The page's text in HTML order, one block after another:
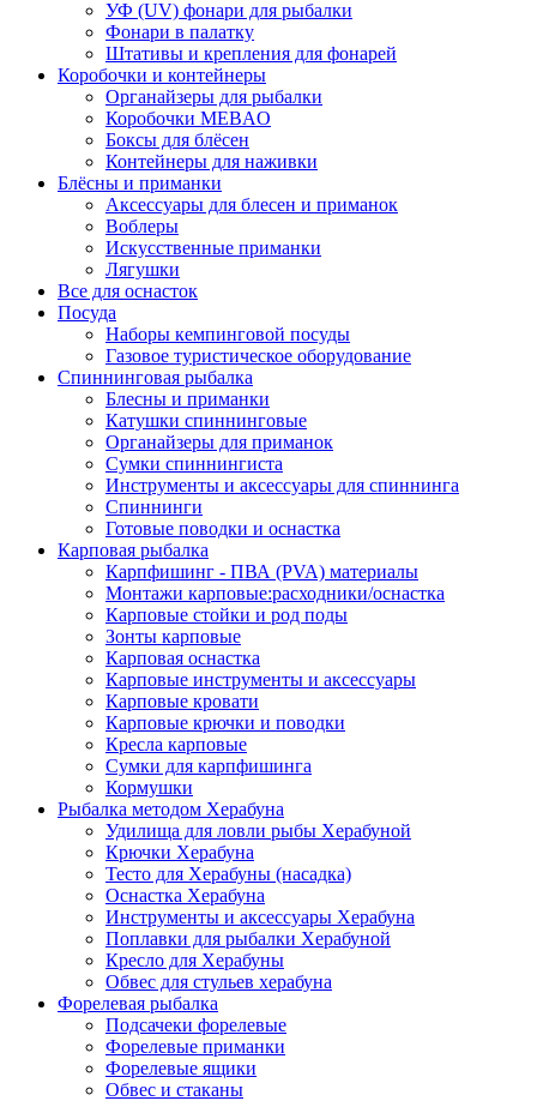
УФ (UV) фонари для рыбалки
Фонари в палатку
Штативы и крепления для фонарей
Коробочки и контейнеры
Органайзеры для рыбалки
Коробочки MEBAO
Боксы для блёсен
Контейнеры для наживки
Блёсны и приманки
Аксессуары для блесен и приманок
Воблеры
Искусственные приманки
Лягушки
Все для оснасток
Посуда
Наборы кемпинговой посуды
Газовое туристическое оборудование
Спиннинговая рыбалка
Блесны и приманки
Катушки спиннинговые
Органайзеры для приманок
Сумки спиннингиста
Инструменты и аксессуары для спиннинга
Спиннинги
Готовые поводки и оснастка
Карповая рыбалка
Карпфишинг - ПВА (PVA) материалы
Монтажи карповые:расходники/оснастка
Карповые стойки и род поды
Зонты карповые
Карповая оснастка
Карповые инструменты и аксессуары
Карповые кровати
Карповые крючки и поводки
Кресла карповые
Сумки для карпфишинга
Кормушки
Рыбалка методом Херабуна
Удилища для ловли рыбы Херабуной
Крючки Херабуна
Тесто для Херабуны (насадка)
Оснастка Херабуна
Инструменты и аксессуары Херабуна
Поплавки для рыбалки Херабуной
Кресло для Херабуны
Обвес для стульев херабуна
Форелевая рыбалка
Подсачеки форелевые
Форелевые приманки
Форелевые ящики
Обвес и стаканы